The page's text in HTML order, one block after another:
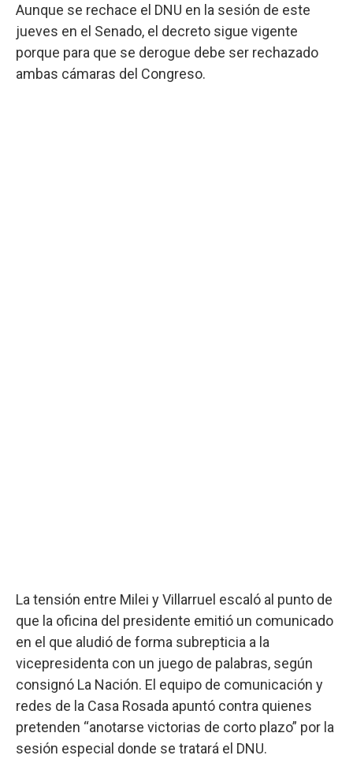
Aunque se rechace el DNU en la sesión de este
jueves en el Senado, el decreto sigue vigente
porque para que se derogue debe ser rechazado
ambas cámaras del Congreso.
La tensión entre Milei y Villarruel escaló al punto de
que la oficina del presidente emitió un comunicado
en el que aludió de forma subrepticia a la
vicepresidenta con un juego de palabras, según
consignó La Nación. El equipo de comunicación y
redes de la Casa Rosada apuntó contra quienes
pretenden “anotarse victorias de corto plazo” por la
sesión especial donde se tratará el DNU.